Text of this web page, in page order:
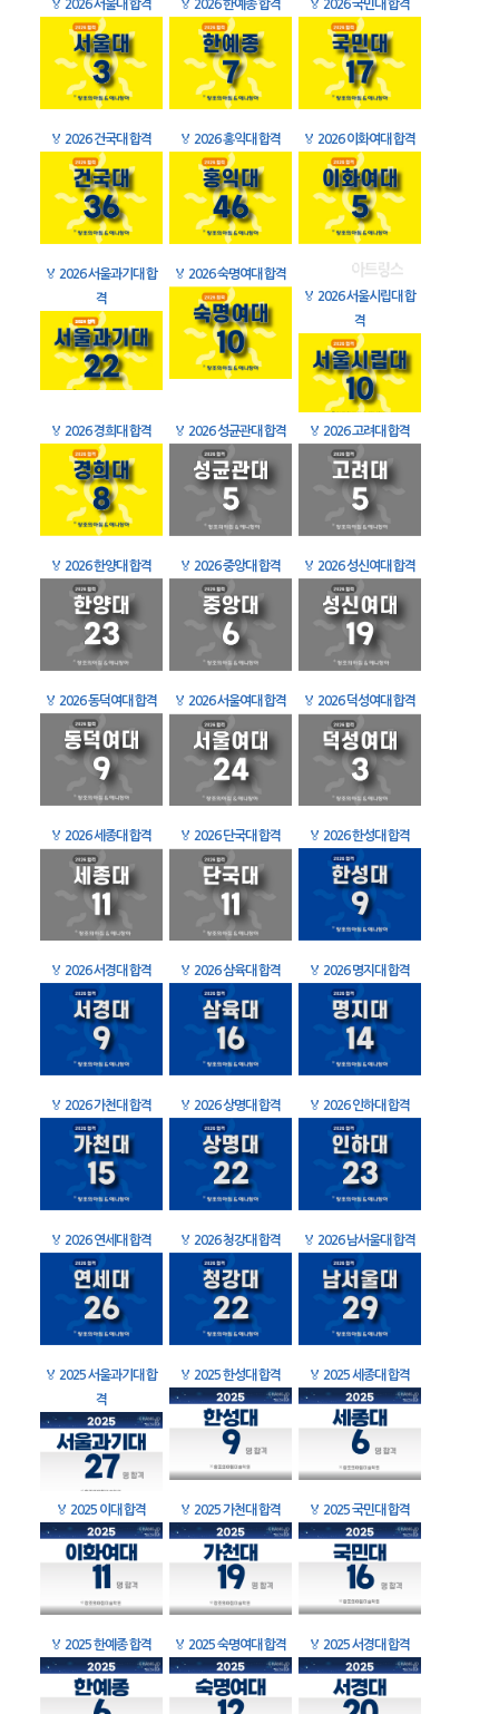
🏅 2026 서울대 합격 🏅 2026 한예종 합격 🏅 2026 국민대 합격
🏅 2026 건국대 합격 🏅 2026 홍익대 합격 🏅 2026 이화여대 합격
🏅 2026 서울과기대 합
격
🏅 2026 숙명여대 합격
🏅 2026 서울시립대 합
격
🏅 2026 경희대 합격 🏅 2026 성균관대 합격 🏅 2026 고려대 합격
🏅 2026 한양대 합격 🏅 2026 중앙대 합격 🏅 2026 성신여대 합격
🏅 2026 동덕여대 합격 🏅 2026 서울여대 합격 🏅 2026 덕성여대 합격
🏅 2026 세종대 합격 🏅 2026 단국대 합격 🏅 2026 한성대 합격
🏅 2026 서경대 합격 🏅 2026 삼육대 합격 🏅 2026 명지대 합격
🏅 2026 가천대 합격 🏅 2026 상명대 합격 🏅 2026 인하대 합격
🏅 2026 연세대 합격 🏅 2026 청강대 합격 🏅 2026 남서울대 합격
🏅 2025 서울과기대 합
격
🏅 2025 한성대 합격 🏅 2025 세종대 합격
🏅 2025 이대 합격 🏅 2025 가천대 합격 🏅 2025 국민대 합격
🏅 2025 한예종 합격 🏅 2025 숙명여대 합격 🏅 2025 서경대 합격